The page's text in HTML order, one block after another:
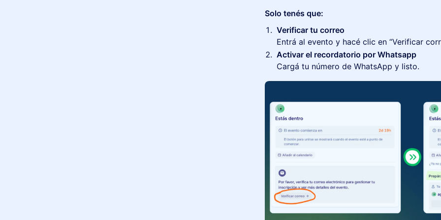
Solo tenés que:
Verificar tu correo
Entrá al evento y hacé clic en “Verificar
Activar el recordatorio por Whatsapp
Cargá tu número de WhatsApp y listo.